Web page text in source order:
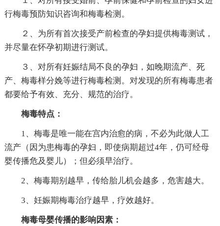
行梅毒预防知识咨询和梅毒检测。
２、为所有首次接受产前检查的孕妇提供梅毒测试，
并尽量在怀孕初期进行测试。
３、对所有妊娠结局不良的孕妇，如晚期流产、死
产、梅毒样分娩等进行梅毒检测。对发现的所有梅毒患者
都要给予有效、充分、规范的治疗。
梅毒特点：
1、梅毒是唯一能在宫内治愈的病，不必为此做人工
流产（因为患梅毒的孕妇，即使病期超过4年，仍可经母
婴传播危及婴儿）；但必须早治疗。
2、梅毒期别越早，传给胎儿机会越多，危害越大。
3、妊娠期梅毒治疗越早，疗效越好。
梅毒母婴传播的影响因素：